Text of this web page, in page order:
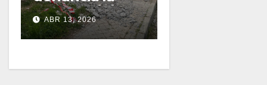
DE 1.000
ALUMNOS
TRAS 20 AÑOS
censura del PP
en Latina al
impedir el
patio del CEIP
ABR 13, 2026